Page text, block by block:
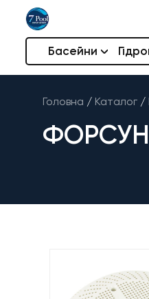
Басейни
Головна / Каталог /